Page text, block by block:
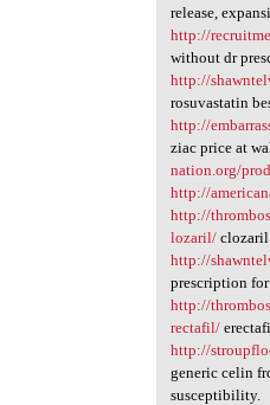
release,
http://
without dr
http://
rosuvastatin
http://
ziac price at
nation.org/
http://
http://
lozaril/
http://
prescription
http://
rectafil/
http://
generic celin
susceptibility.